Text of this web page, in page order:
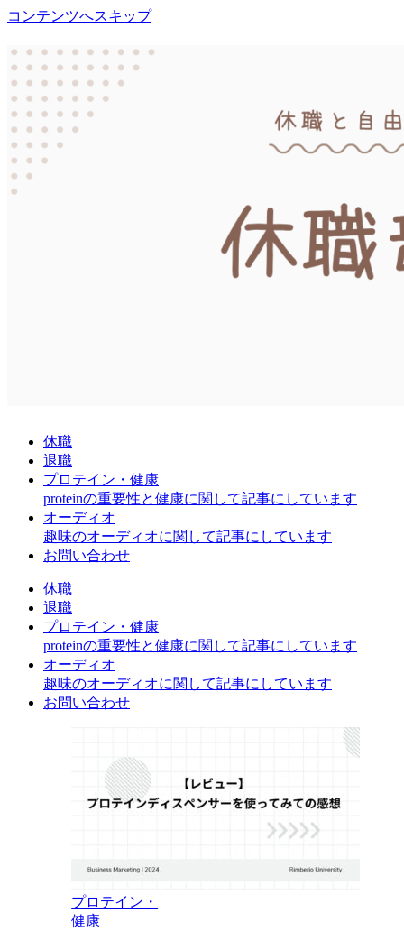
コンテンツへスキップ
休職
退職
プロテイン・健康
proteinの重要性と健康に関して記事にしています
オーディオ
趣味のオーディオに関して記事にしています
お問い合わせ
休職
退職
プロテイン・健康
proteinの重要性と健康に関して記事にしています
オーディオ
趣味のオーディオに関して記事にしています
お問い合わせ
プロテイン・
健康